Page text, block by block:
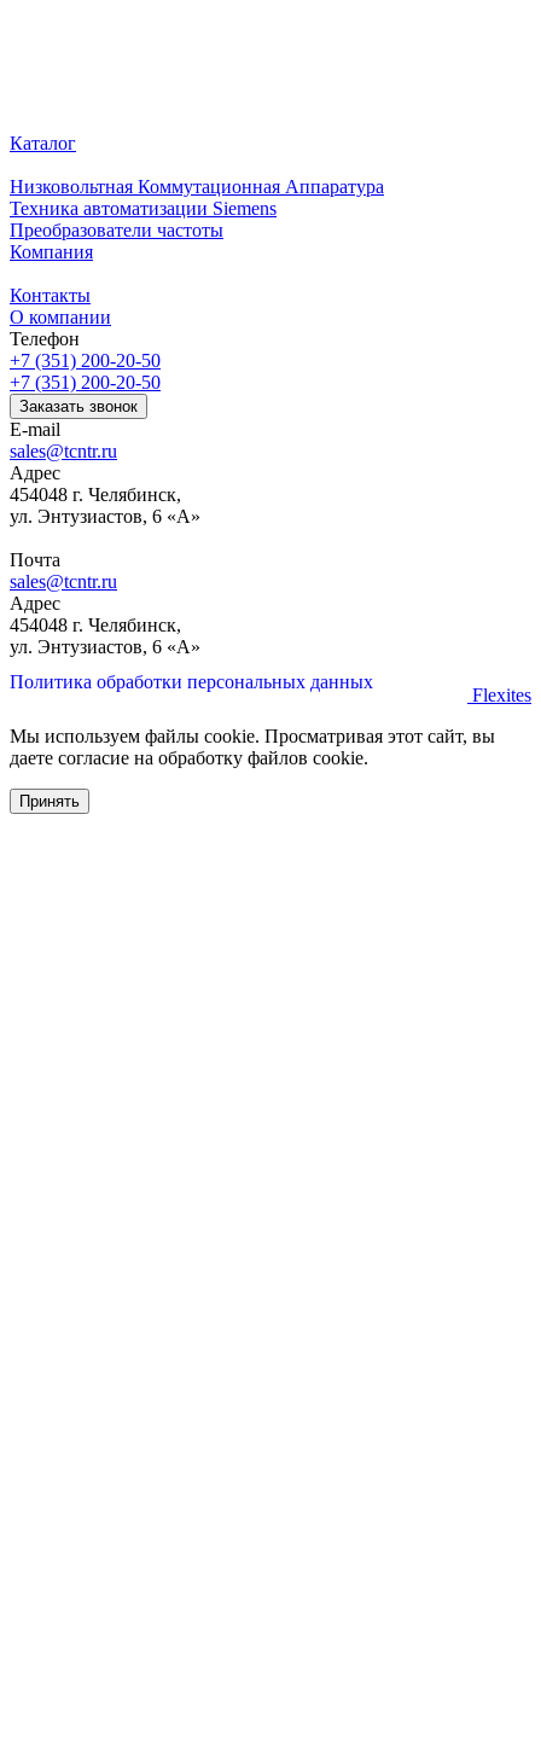
Каталог
Низковольтная Коммутационная Аппаратура
Техника автоматизации Siemens
Преобразователи частоты
Компания
Контакты
О компании
Телефон
+7 (351) 200-20-50
+7 (351) 200-20-50
Заказать звонок
E-mail
sales@tcntr.ru
Адрес
454048 г. Челябинск,
ул. Энтузиастов, 6 «А»
Почта
sales@tcntr.ru
Адрес
454048 г. Челябинск,
ул. Энтузиастов, 6 «А»
Политика обработки персональных данных
Flexites
Мы используем файлы cookie. Просматривая этот сайт, вы
даете согласие на обработку файлов cookie.
Принять